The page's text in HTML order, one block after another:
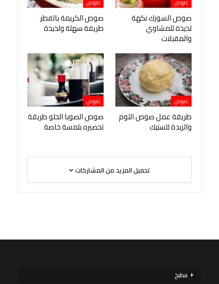
صوص
صوص السورك نكهة
لذيذة للمشاوي
والمقبلات
صوص
صوص الكريمة بالفطر
طريقة سهلة ولذيذة
صوص
طريقة عمل صوص الثوم
والزبدة للستيك
صوص
صوص الصويا الحلو طريقة
تحضيره بلمسة خاصة
تحميل المزيد من المشاركات
مطبخ